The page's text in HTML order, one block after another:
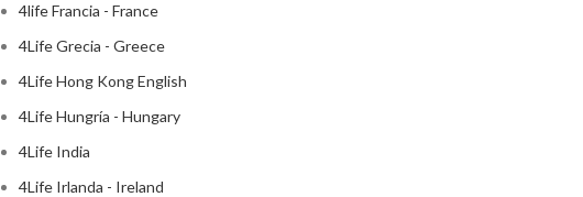
4life Francia - France
4Life Grecia - Greece
4Life Hong Kong English
4Life Hungría - Hungary
4Life India
4Life Irlanda - Ireland